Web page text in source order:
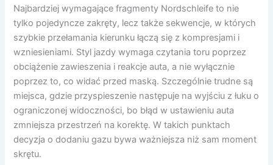
Najbardziej wymagające fragmenty Nordschleife to nie
tylko pojedyncze zakręty, lecz także sekwencje, w których
szybkie przełamania kierunku łączą się z kompresjami i
wzniesieniami. Styl jazdy wymaga czytania toru poprzez
obciążenie zawieszenia i reakcje auta, a nie wyłącznie
poprzez to, co widać przed maską. Szczególnie trudne są
miejsca, gdzie przyspieszenie następuje na wyjściu z łuku o
ograniczonej widoczności, bo błąd w ustawieniu auta
zmniejsza przestrzeń na korektę. W takich punktach
decyzja o dodaniu gazu bywa ważniejsza niż sam moment
skrętu.